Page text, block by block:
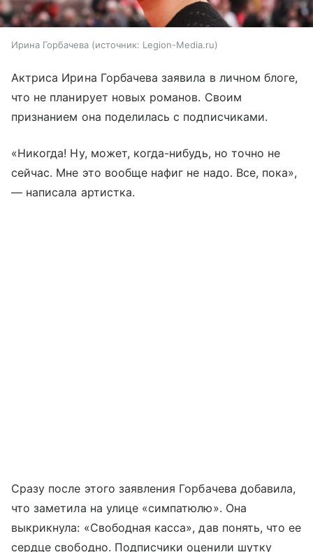
Ирина Горбачева источник: Legion-Media.ru
Актриса Ирина Горбачева заявила в личном блоге,
что не планирует новых романов. Своим
признанием она поделилась с подписчиками.
«Никогда! Ну, может, когда-нибудь, но точно не
сейчас. Мне это вообще нафиг не надо. Все, пока»,
— написала артистка.
Сразу после этого заявления Горбачева добавила,
что заметила на улице «симпатюлю». Она
выкрикнула: «Свободная касса», дав понять, что ее
сердце свободно. Подписчики оценили шутку